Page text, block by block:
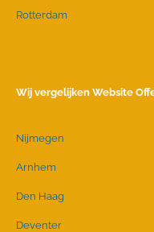
Rotterdam
Wij vergelijken Website
Nijmegen
Arnhem
Den Haag
Deventer